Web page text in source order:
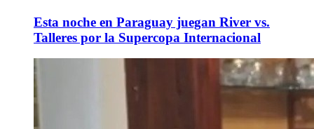
Esta noche en Paraguay juegan River vs.
Talleres por la Supercopa Internacional